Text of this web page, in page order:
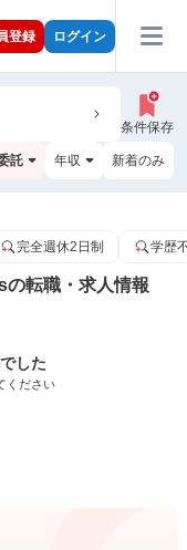
登録 ログイン
条件保存
託 年収 新着のみ
完全週休2日制 学歴
の転職・求人情報
した
ください